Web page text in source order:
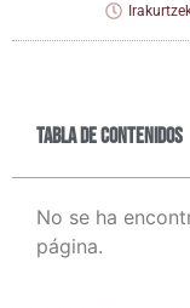
Tabla de contenidos
No se ha
página.